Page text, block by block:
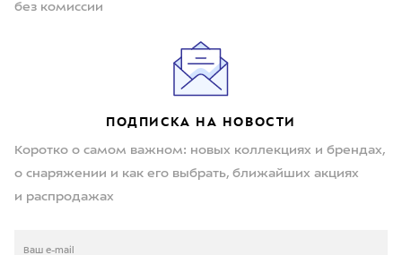
без комиссии
ПОДПИСКА НА НОВОСТИ
Коротко о самом важном: новых коллекциях и брендах,
о снаряжении и как его выбрать, ближайших акциях
и распродажах